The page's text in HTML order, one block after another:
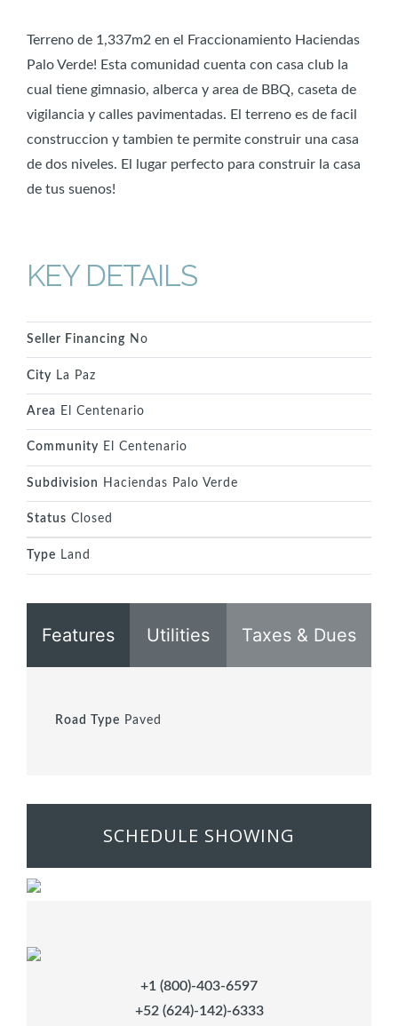
Terreno de 1,337m2 en el Fraccionamiento Haciendas
Palo Verde! Esta comunidad cuenta con casa club la
cual tiene gimnasio, alberca y area de BBQ, caseta de
vigilancia y calles pavimentadas. El terreno es de facil
construccion y tambien te permite construir una casa
de dos niveles. El lugar perfecto para construir la casa
de tus suenos!
KEY DETAILS
Seller Financing No
City La Paz
Area El Centenario
Community El Centenario
Subdivision Haciendas Palo Verde
Status Closed
Type Land
Features Utilities Taxes & Dues
Road Type Paved
SCHEDULE SHOWING
+1 (800)-403-6597
+52 (624)-142)-6333